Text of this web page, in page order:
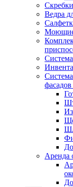
Ведра
Моющие
Аренда